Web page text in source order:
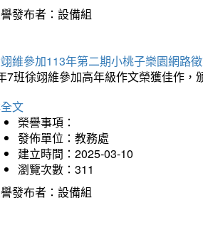
發布者：設備組
維參加113年第二期小桃子樂園網路
7班徐翊維參加高年級作文榮獲佳作，
文
榮譽事項：
發佈單位：教務處
建立時間：2025-03-10
瀏覽次數：311
發布者：設備組